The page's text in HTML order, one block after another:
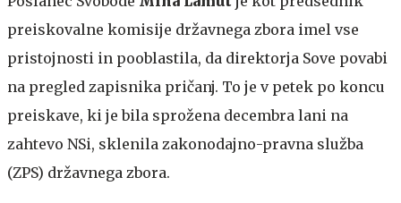
preiskovalne komisije državnega zbora imel vse
pristojnosti in pooblastila, da direktorja Sove povabi
na pregled zapisnika pričanj. To je v petek po koncu
preiskave, ki je bila sprožena decembra lani na
zahtevo NSi, sklenila zakonodajno-pravna služba
(ZPS) državnega zbora.